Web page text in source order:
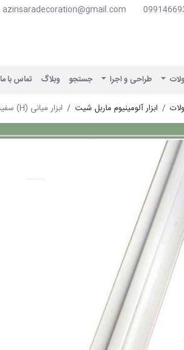
azinsaradecoration@gmail.com
طراحی و اجرا جستجو وبلاگ تماس با ما
ابزار آلومینیوم ماربل شیت ابزار ميانی (H) سفيد